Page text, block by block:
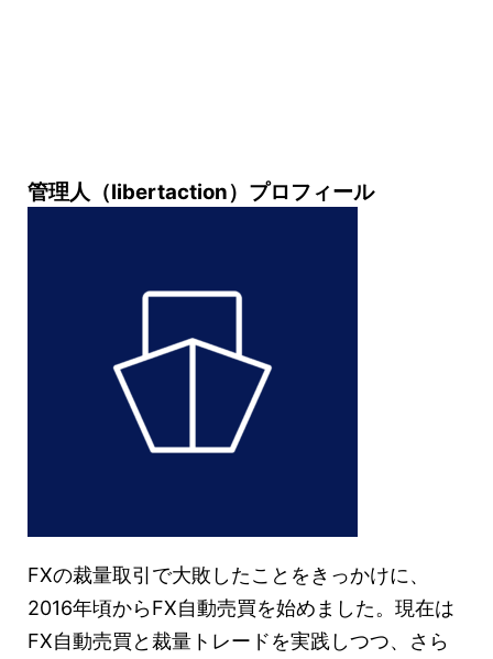
管理人（libertaction）プロフィール
FXの裁量取引で大敗したことをきっかけに、
2016年頃からFX自動売買を始めました。現在は
FX自動売買と裁量トレードを実践しつつ、さら